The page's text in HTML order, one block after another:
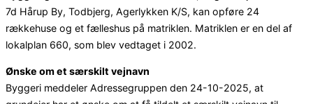
7d Hårup By, Todbjerg, Agerlykken K/S, kan opføre 24
rækkehuse og et fælleshus på matriklen. Matriklen er en del af
lokalplan 660, som blev vedtaget i 2002.
Ønske om et særskilt vejnavn
Byggeri meddeler Adressegruppen den 24-10-2025, at